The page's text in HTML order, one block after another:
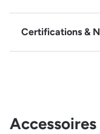
Certifications &
Accessoires